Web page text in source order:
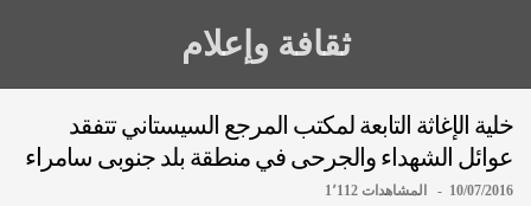
ثقافة وإعلام
خلية الإغاثة التابعة لمكتب المرجع السيستاني تتفقد
عوائل الشهداء والجرحى في منطقة بلد جنوبى سامراء
10/07/2016 - المشاهدات 1٬112